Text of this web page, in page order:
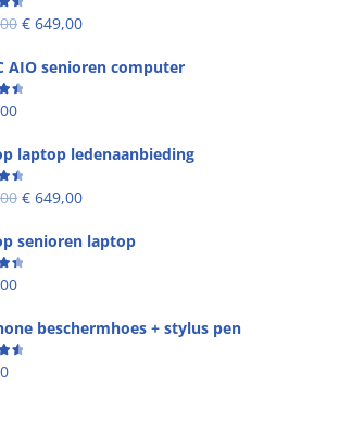
4.60uit 5
€ 649,00
AIO senioren computer
laptop ledenaanbieding
4.53uit 5
€ 649,00
senioren laptop
beschermhoes + stylus pen